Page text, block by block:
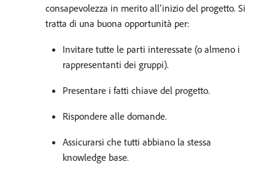
consapevolezza in merito all’inizio del progetto. Si
tratta di una buona opportunità per:
Invitare tutte le parti interessate (o almeno i
rappresentanti dei gruppi).
Presentare i fatti chiave del progetto.
Rispondere alle domande.
Assicurarsi che tutti abbiano la stessa
knowledge base.